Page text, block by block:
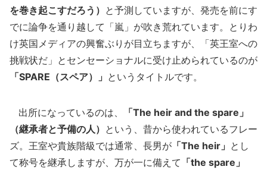
を巻き起こすだろう） と予測していますが、発売を前にす
でに論争を通り越して「嵐」が吹き荒れています。とりわ
け英国メディアの興奮ぶりが目立ちますが、「英王室への
挑戦状だ」とセンセーショナルに受け止められているのが
「SPARE（スペア）」 というタイトルです。
出所になっているのは、
「The heir and the spare」
（継承者と予備の人） という、昔から使われているフレー
ズ。王室や貴族階級では通常、長男が 「The heir」 とし
て称号を継承しますが、万が一に備えて 「the spare」